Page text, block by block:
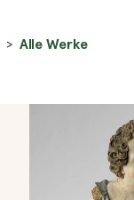
Alle Werke